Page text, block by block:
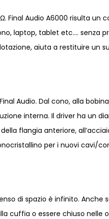
Final Audio A6000 risulta un
laptop, tablet etc…. senza
aiuta a restituire un
Audio. Dal cono, alla
interna. Il driver ha un
flangia anteriore,
per i nuovi cavi/
di spazio è infinito. Anche
cuffia o essere chiuso nelle